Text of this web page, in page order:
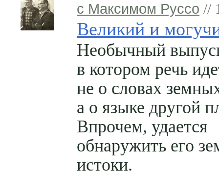
с Максимом Руссо //
Великий и
Необычный
в котором речь
не о словах
а о языке другой
Впрочем, удается
обнаружить его
истоки.